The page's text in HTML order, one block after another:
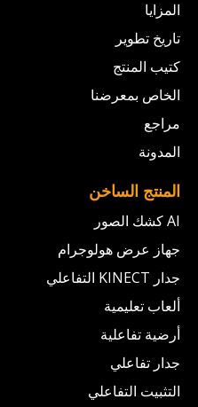
المزايا
تاريخ تطوير
كتيب المنتج
الخاص بمعرضنا
مراجع
المدونة
المنتج الساخن
AI كشك الصور
جهاز عرض هولوجرام
جدار KINECT التفاعلي
ألعاب تعليمية
أرضية تفاعلية
جدار تفاعلي
التثبيت التفاعلي